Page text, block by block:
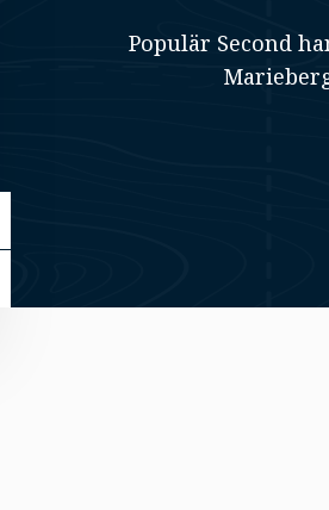
Populär Second